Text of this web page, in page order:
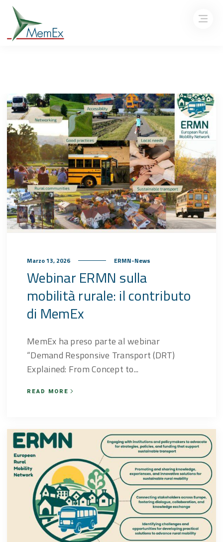
Marzo 13, 2026 ERMN-News
Webinar ERMN sulla
mobilità rurale: il contributo
di MemEx
MemEx ha preso parte al webinar
“Demand Responsive Transport (DRT)
Explained: From Concept to...
READ MORE